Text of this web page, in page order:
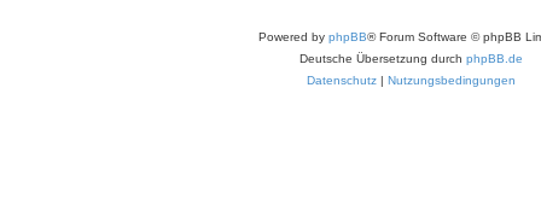
Powered by phpBB® Forum Software © phpBB
Deutsche Übersetzung durch phpBB.de
Datenschutz | Nutzungsbedingungen